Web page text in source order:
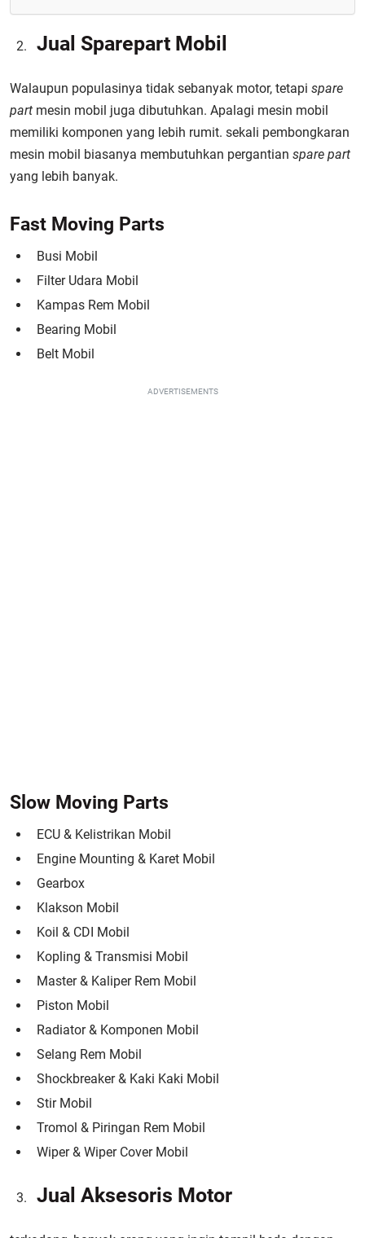
Jual Sparepart Mobil
Walaupun populasinya tidak sebanyak motor, tetapi spare
part mesin mobil juga dibutuhkan. Apalagi mesin mobil
memiliki komponen yang lebih rumit. sekali pembongkaran
mesin mobil biasanya membutuhkan pergantian spare part
yang lebih banyak.
Fast Moving Parts
Busi Mobil
Filter Udara Mobil
Kampas Rem Mobil
Bearing Mobil
Belt Mobil
ADVERTISEMENTS
Slow Moving Parts
ECU & Kelistrikan Mobil
Engine Mounting & Karet Mobil
Gearbox
Klakson Mobil
Koil & CDI Mobil
Kopling & Transmisi Mobil
Master & Kaliper Rem Mobil
Piston Mobil
Radiator & Komponen Mobil
Selang Rem Mobil
Shockbreaker & Kaki Kaki Mobil
Stir Mobil
Tromol & Piringan Rem Mobil
Wiper & Wiper Cover Mobil
Jual Aksesoris Motor